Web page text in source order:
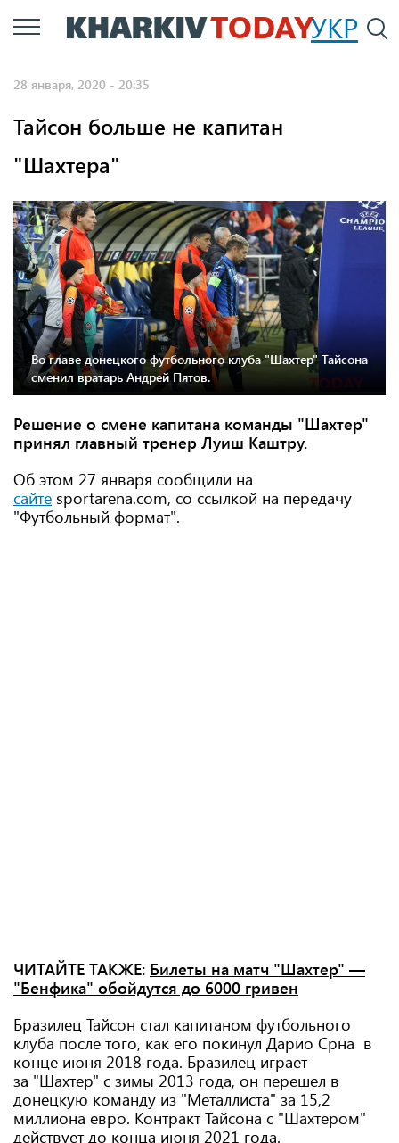
Перейти
к
УКР
28 января, 2020 - 20:35
Тайсон больше не капитан
"Шахтера"
Во главе донецкого футбольного клуба "Шахтер" Тайсона
сменил вратарь Андрей Пятов.
Решение о смене капитана команды "Шахтер"
принял главный тренер Луиш Каштру.
Об этом 27 января сообщили на
сайте sportarena.com, со ссылкой на передачу
"Футбольный формат".
ЧИТАЙТЕ ТАКЖЕ: Билеты на матч "Шахтер" —
"Бенфика" обойдутся до 6000 гривен
Бразилец Тайсон стал капитаном футбольного
клуба после того, как его покинул Дарио Срна в
конце июня 2018 года. Бразилец играет
за "Шахтер" с зимы 2013 года, он перешел в
донецкую команду из "Металлиста" за 15,2
миллиона евро. Контракт Тайсона с "Шахтером"
действует до конца июня 2021 года.